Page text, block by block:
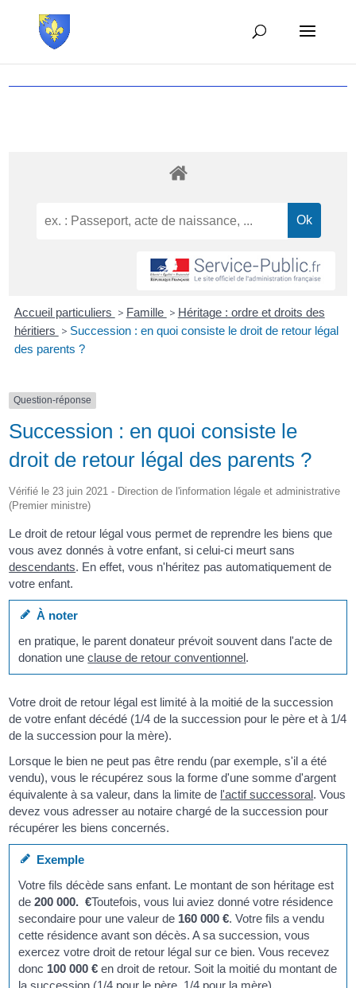
Accueil particuliers > Famille > Héritage : ordre et droits des
héritiers > Succession : en quoi consiste le droit de retour légal
des parents ?
Question-réponse
Succession : en quoi consiste le
droit de retour légal des parents ?
Vérifié le 23 juin 2021 - Direction de l'information légale et administrative
(Premier ministre)
Le droit de retour légal vous permet de reprendre les biens que
vous avez donnés à votre enfant, si celui-ci meurt sans
descendants. En effet, vous n'héritez pas automatiquement de
votre enfant.
À noter
en pratique, le parent donateur prévoit souvent dans l'acte de
donation uneclause de retour conventionnel.
Votre droit de retour légal est limité à la moitié de la succession
de votre enfant décédé (1/4 de la succession pour le père et à 1/4
de la succession pour la mère).
Lorsque le bien ne peut pas être rendu (par exemple, s'il a été
vendu), vous le récupérez sous la forme d'une somme d'argent
équivalente à sa valeur, dans la limite de l'actif successoral. Vous
devez vous adresser au notaire chargé de la succession pour
récupérer les biens concernés.
Exemple
Votre fils décède sans enfant. Le montant de son héritage est
de200 000. €Toutefois, vous lui aviez donné votre résidence
secondaire pour une valeur de 160 000 €. Votre fils a vendu
cette résidence avant son décès. A sa succession, vous
exercez votre droit de retour légal sur ce bien. Vous recevez
donc 100 000 € en droit de retour. Soit la moitié du montant de
la succession (1/4 pour le père, 1/4 pour la mère).